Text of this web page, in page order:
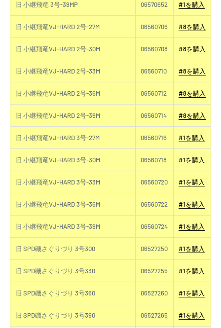
旧 小継飛竜 3号-39MP 06570652 #1を購入
旧 小継飛竜VJ-HARD 2号-27M 06560706 #8を購入
旧 小継飛竜VJ-HARD 2号-30M 06560708 #8を購入
旧 小継飛竜VJ-HARD 2号-33M 06560710 #8を購入
旧 小継飛竜VJ-HARD 2号-36M 06560712 #8を購入
旧 小継飛竜VJ-HARD 2号-39M 06560714 #8を購入
旧 小継飛竜VJ-HARD 3号-27M 06560716 #1を購入
旧 小継飛竜VJ-HARD 3号-30M 06560718 #1を購入
旧 小継飛竜VJ-HARD 3号-33M 06560720 #1を購入
旧 小継飛竜VJ-HARD 3号-36M 06560722 #1を購入
旧 小継飛竜VJ-HARD 3号-39M 06560724 #1を購入
旧 SPD磯さぐりづり 3号300 06527250 #1を購入
旧 SPD磯さぐりづり 3号330 06527255 #1を購入
旧 SPD磯さぐりづり 3号360 06527260 #1を購入
旧 SPD磯さぐりづり 3号390 06527265 #1を購入